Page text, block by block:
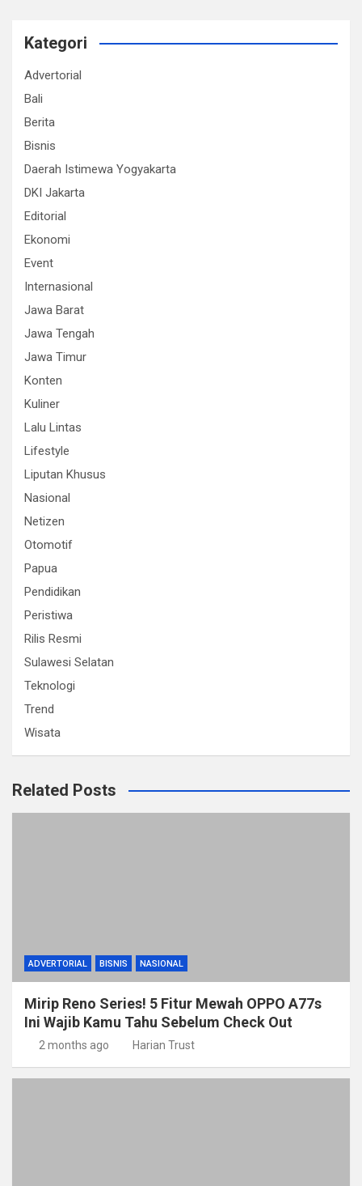
Kategori
Advertorial
Bali
Berita
Bisnis
Daerah Istimewa Yogyakarta
DKI Jakarta
Editorial
Ekonomi
Event
Internasional
Jawa Barat
Jawa Tengah
Jawa Timur
Konten
Kuliner
Lalu Lintas
Lifestyle
Liputan Khusus
Nasional
Netizen
Otomotif
Papua
Pendidikan
Peristiwa
Rilis Resmi
Sulawesi Selatan
Teknologi
Trend
Wisata
Related Posts
ADVERTORIAL BISNIS NASIONAL
Mirip Reno Series! 5 Fitur Mewah OPPO A77s
Ini Wajib Kamu Tahu Sebelum Check Out
2 months ago Harian Trust